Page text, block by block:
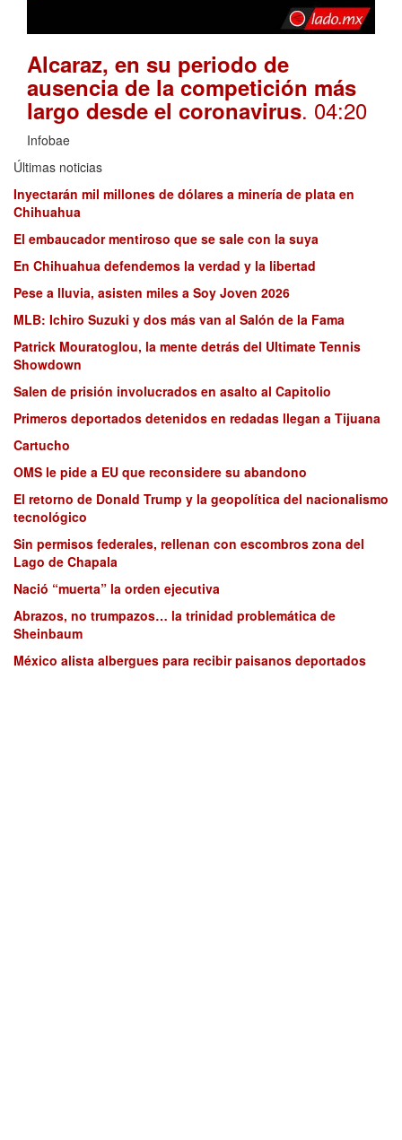
Alcaraz, en su periodo de
ausencia de la competición más
largo desde el coronavirus. 04:20
Infobae
Últimas noticias
Inyectarán mil millones de dólares a minería de plata en
Chihuahua
El embaucador mentiroso que se sale con la suya
En Chihuahua defendemos la verdad y la libertad
Pese a lluvia, asisten miles a Soy Joven 2026
MLB: Ichiro Suzuki y dos más van al Salón de la Fama
Patrick Mouratoglou, la mente detrás del Ultimate Tennis
Showdown
Salen de prisión involucrados en asalto al Capitolio
Primeros deportados detenidos en redadas llegan a Tijuana
Cartucho
OMS le pide a EU que reconsidere su abandono
El retorno de Donald Trump y la geopolítica del nacionalismo
tecnológico
Sin permisos federales, rellenan con escombros zona del
Lago de Chapala
Nació “muerta” la orden ejecutiva
Abrazos, no trumpazos… la trinidad problemática de
Sheinbaum
México alista albergues para recibir paisanos deportados